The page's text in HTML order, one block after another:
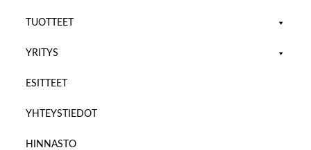
TUOTTEET
YRITYS
ESITTEET
YHTEYSTIEDOT
HINNASTO